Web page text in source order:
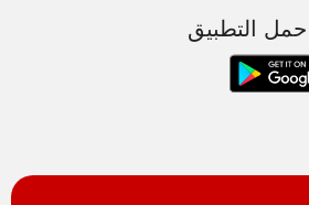
حمل التطبيق